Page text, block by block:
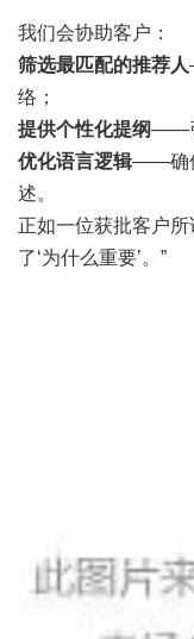
我们会协助客户：
筛选最匹配的推荐人
络；
提供个性化提纲——
优化语言逻辑——确
述。
正如一位获批客户所
了‘为什么重要’。”